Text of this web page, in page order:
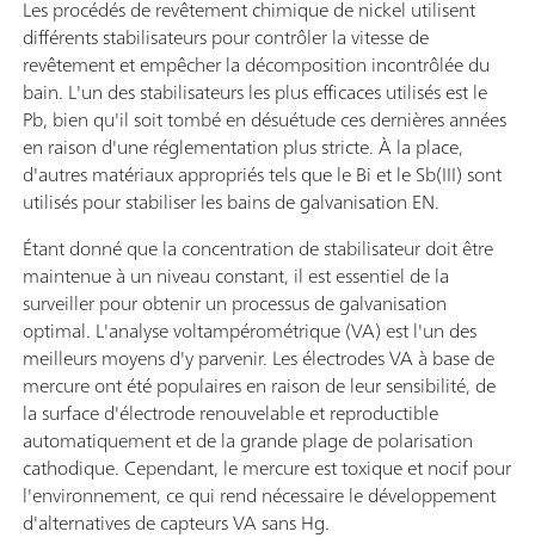
Les procédés de revêtement chimique de nickel utilisent
différents stabilisateurs pour contrôler la vitesse de
revêtement et empêcher la décomposition incontrôlée du
bain. L'un des stabilisateurs les plus efficaces utilisés est le
Pb, bien qu'il soit tombé en désuétude ces dernières années
en raison d'une réglementation plus stricte. À la place,
d'autres matériaux appropriés tels que le Bi et le Sb(III) sont
utilisés pour stabiliser les bains de galvanisation EN.
Étant donné que la concentration de stabilisateur doit être
maintenue à un niveau constant, il est essentiel de la
surveiller pour obtenir un processus de galvanisation
optimal. L'analyse voltampérométrique (VA) est l'un des
meilleurs moyens d'y parvenir. Les électrodes VA à base de
mercure ont été populaires en raison de leur sensibilité, de
la surface d'électrode renouvelable et reproductible
automatiquement et de la grande plage de polarisation
cathodique. Cependant, le mercure est toxique et nocif pour
l'environnement, ce qui rend nécessaire le développement
d'alternatives de capteurs VA sans Hg.